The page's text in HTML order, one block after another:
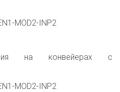
MOD2-INP2
на конвейерах с
MOD2-INP2